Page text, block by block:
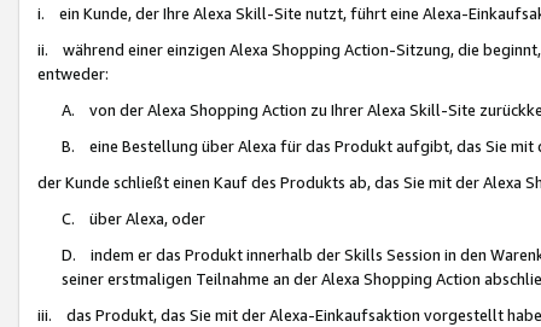
i. ein Kunde, der Ihre Alexa Skill-Site nutzt, führt eine Alexa-
ii. während einer einzigen Alexa Shopping Action-Sitzung, die
entweder:
A. von der Alexa Shopping Action zu Ihrer Alexa Skill-Site
B. eine Bestellung über Alexa für das Produkt aufgibt, das Sie mit
der Kunde schließt einen Kauf des Produkts ab, das Sie mit der Alexa
C. über Alexa, oder
D. indem er das Produkt innerhalb der Skills Session in den
seiner erstmaligen Teilnahme an der Alexa Shopping Action
iii. das Produkt, das Sie mit der Alexa-Einkaufsaktion vorgestellt